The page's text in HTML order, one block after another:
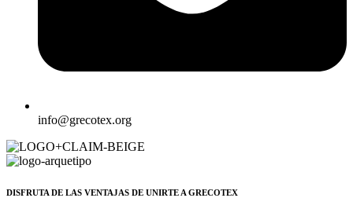
info@grecotex.org
DISFRUTA DE LAS VENTAJAS DE UNIRTE A GRECOTEX